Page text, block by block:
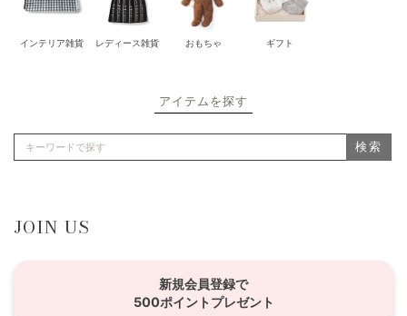
インテリア雑貨 レディース雑貨 おもちゃ ギフト
アイテムを探す
検索
JOIN US
新規会員登録で
500ポイントプレゼント